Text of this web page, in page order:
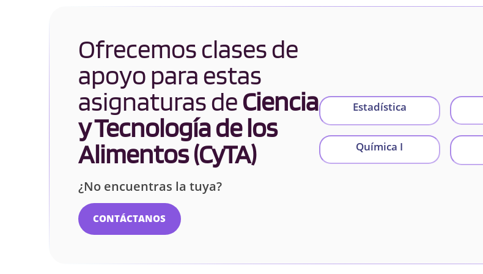
Ofrecemos clases de
apoyo para estas
asignaturas deCiencia
y Tecnología de los
Alimentos (CyTA)
¿No encuentras la tuya?
CONTÁCTANOS
Estadística
Química I